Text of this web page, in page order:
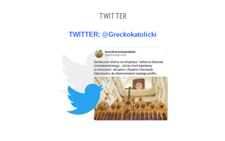
TWITTER
TWITTER: @Greckokatolicki